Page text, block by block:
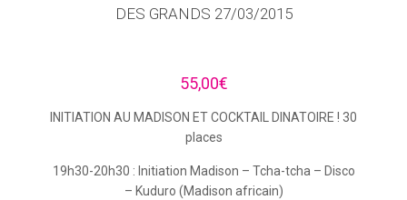
DES GRANDS 27/03/2015
55,00€
INITIATION AU MADISON ET COCKTAIL DINATOIRE ! 30
places
19h30-20h30 : Initiation Madison – Tcha-tcha – Disco
– Kuduro (Madison africain)